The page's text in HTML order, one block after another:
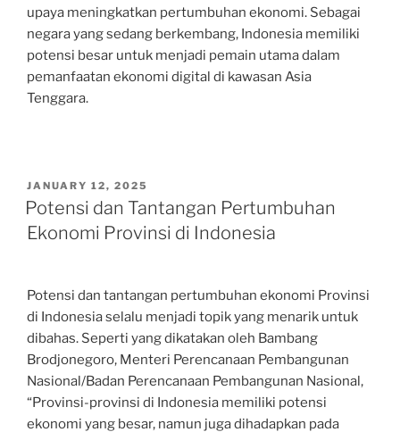
upaya meningkatkan pertumbuhan ekonomi. Sebagai
negara yang sedang berkembang, Indonesia memiliki
potensi besar untuk menjadi pemain utama dalam
pemanfaatan ekonomi digital di kawasan Asia
Tenggara.
POSTED
ON
JANUARY 12, 2025
Potensi dan Tantangan Pertumbuhan
Ekonomi Provinsi di Indonesia
Potensi dan tantangan pertumbuhan ekonomi Provinsi
di Indonesia selalu menjadi topik yang menarik untuk
dibahas. Seperti yang dikatakan oleh Bambang
Brodjonegoro, Menteri Perencanaan Pembangunan
Nasional/Badan Perencanaan Pembangunan Nasional,
“Provinsi-provinsi di Indonesia memiliki potensi
ekonomi yang besar, namun juga dihadapkan pada